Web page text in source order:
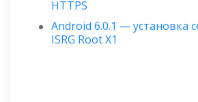
HTTPS
Android 6.0.1 — установка
ISRG Root X1